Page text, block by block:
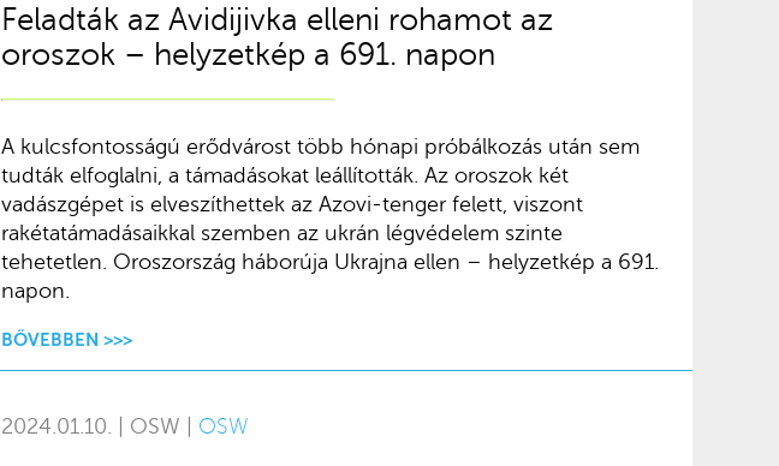
Feladták az Avidijivka elleni rohamot az
oroszok – helyzetkép a 691. napon
A kulcsfontosságú erődvárost több hónapi próbálkozás után sem
tudták elfoglalni, a támadásokat leállították. Az oroszok két
vadászgépet is elveszíthettek az Azovi-tenger felett, viszont
rakétatámadásaikkal szemben az ukrán légvédelem szinte
tehetetlen. Oroszország háborúja Ukrajna ellen – helyzetkép a 691.
napon.
BŐVEBBEN >>>
2024.01.10. | OSW | OSW